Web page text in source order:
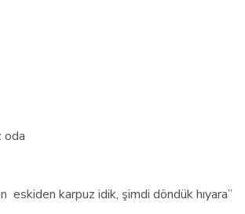
oda
eskiden karpuz idik, şimdi döndük hıyara”